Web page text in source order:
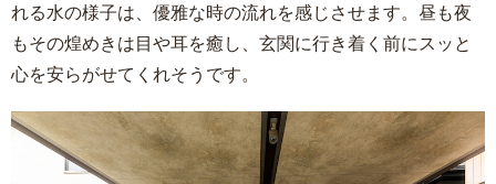
れる水の様子は、優雅な時の流れを感じさせます。昼も夜
もその煌めきは目や耳を癒し、玄関に行き着く前にスッと
心を安らがせてくれそうです。